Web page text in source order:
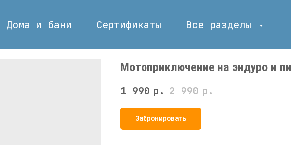
Дома и бани Сертификаты Все разделы
Мотоприключение на эндуро и
1 990 р. 2 990 р.
Забронировать